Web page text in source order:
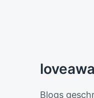
Blogs